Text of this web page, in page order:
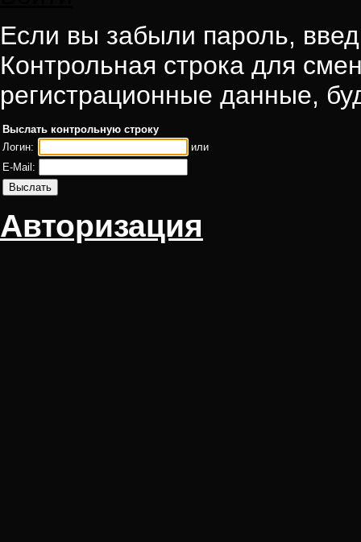
Если вы забыли пароль,
Контрольная строка для
регистрационные данные,
Выслать контрольную строку
Логин:
или
E-Mail:
Авторизация